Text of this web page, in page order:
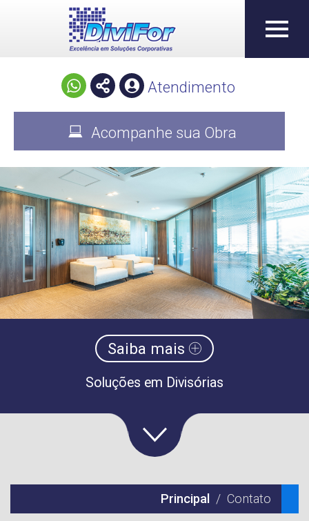
Atendimento
Acompanhe sua Obra
Saiba mais
Soluções em Divisórias
Principal Contato